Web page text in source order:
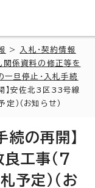
>
入札・契約情報
関係資料の修正等を
一旦停止・入札手続
】安佐北3区33号線
）（お知らせ）
の再開】
工事（7
予定）（お